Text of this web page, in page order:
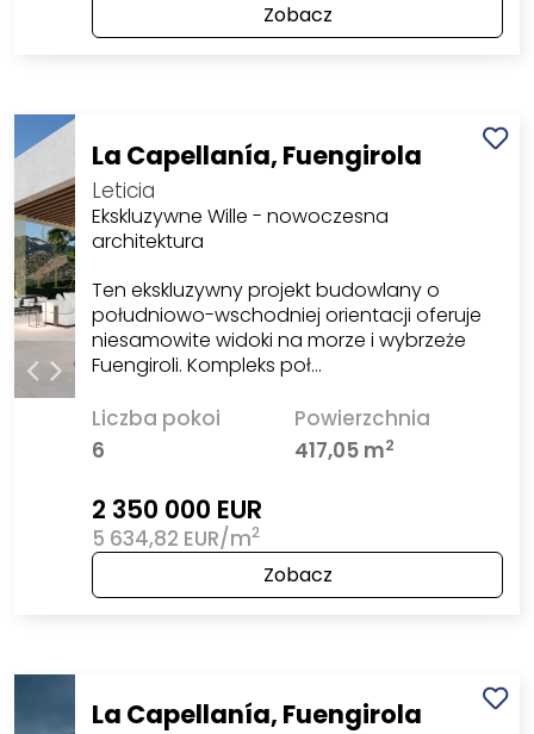
Zobacz
La Capellanía, Fuengirola
Leticia
Ekskluzywne Wille - nowoczesna
architektura
Ten ekskluzywny projekt budowlany o
południowo-wschodniej orientacji oferuje
niesamowite widoki na morze i wybrzeże
Fuengiroli. Kompleks poł…
Liczba pokoi
6
Powierzchnia
417,05 m2
2 350 000 EUR
5 634,82 EUR/m2
Zobacz
La Capellanía, Fuengirola